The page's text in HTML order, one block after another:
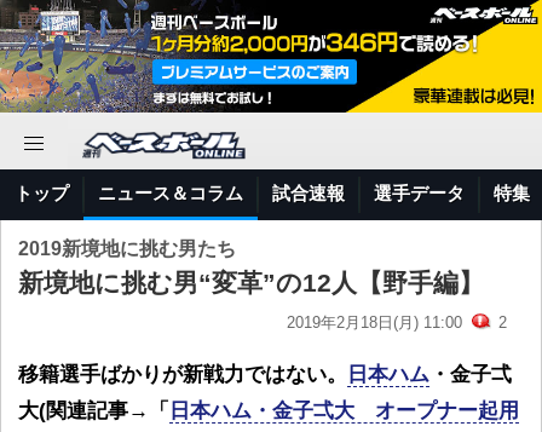
トップ ニュース＆コラム 試合速報 選手データ 特集
2019新境地に挑む男たち
新境地に挑む男“変革”の12人【野手編】
2019年2月18日(月) 11:00 2
移籍選手ばかりが新戦力ではない。 日本ハム ・金子弌
大(関連記事→「 日本ハム・金子弌大 オープナー起用